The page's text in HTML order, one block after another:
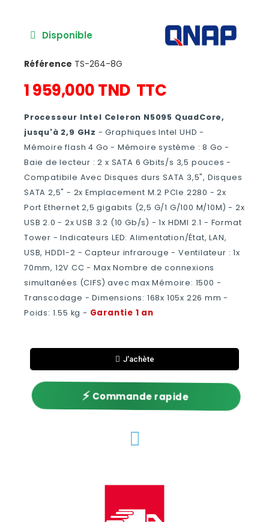
Disponible
Référence TS-264-8G
1 959,000 TND TTC
Processeur Intel Celeron N5095 QuadCore,
jusqu'à 2,9 GHz - Graphiques Intel UHD -
Mémoire flash 4 Go - Mémoire système : 8 Go -
Baie de lecteur : 2 x SATA 6 Gbits/s 3,5 pouces -
Compatibile Avec Disques durs SATA 3,5", Disques
SATA 2,5" - 2x Emplacement M.2 PCIe 2280 - 2x
Port Ethernet 2,5 gigabits (2,5 G/1 G/100 M/10M) - 2x
USB 2.0 - 2x USB 3.2 (10 Gb/s) - 1x HDMI 2.1 - Format
Tower - Indicateurs LED: Alimentation/État, LAN,
USB, HDD1-2 - Capteur infrarouge - Ventilateur : 1x
70mm, 12V CC - Max Nombre de connexions
simultanées (CIFS) avec max Mémoire: 1500 -
Transcodage - Dimensions: 168x 105x 226 mm -
Poids: 1.55 kg - Garantie 1 an
J'achète
⚡Commande rapide